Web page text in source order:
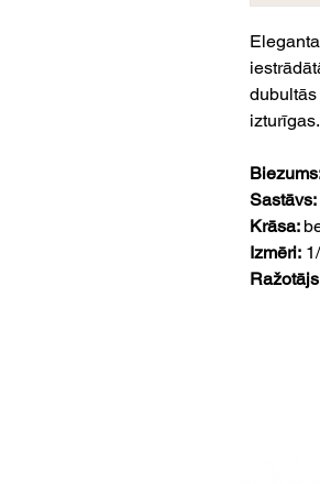
izturīgas.
Sastāvs:
Krāsa:
Izmēri: